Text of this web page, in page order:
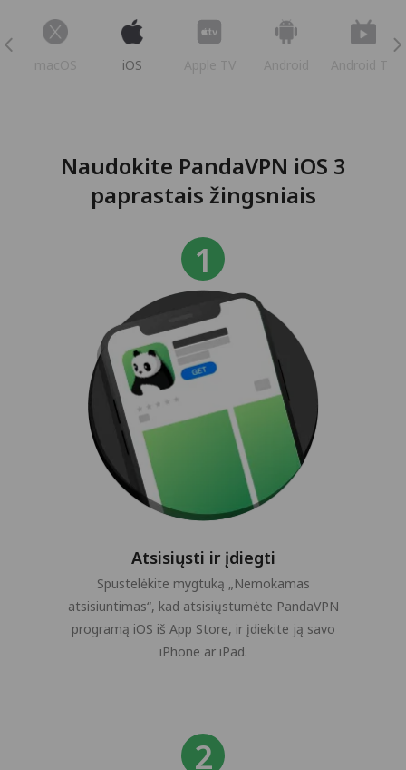
macOS iOS Apple TV Android Android TV
Naudokite PandaVPN iOS 3
paprastais žingsniais
Atsisiųsti ir įdiegti
Spustelėkite mygtuką „Nemokamas
atsisiuntimas“, kad atsisiųstumėte PandaVPN
programą iOS iš App Store, ir įdiekite ją savo
iPhone ar iPad.